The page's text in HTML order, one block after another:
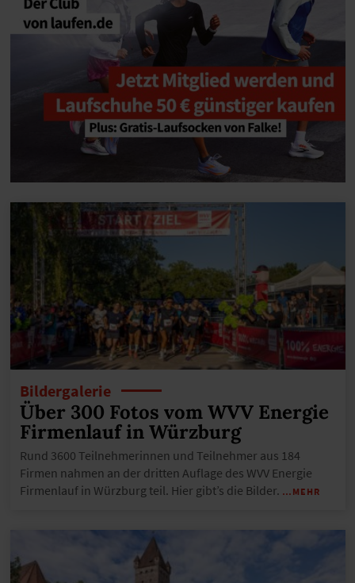
Bildergalerie
Über 300 Fotos vom WVV Energie
Firmenlauf in Würzburg
Rund 3600 Teilnehmerinnen und Teilnehmer aus 184
Firmen nahmen an der dritten Auflage des WVV Energie
Firmenlauf in Würzburg teil. Hier gibt’s die Bilder. …MEHR